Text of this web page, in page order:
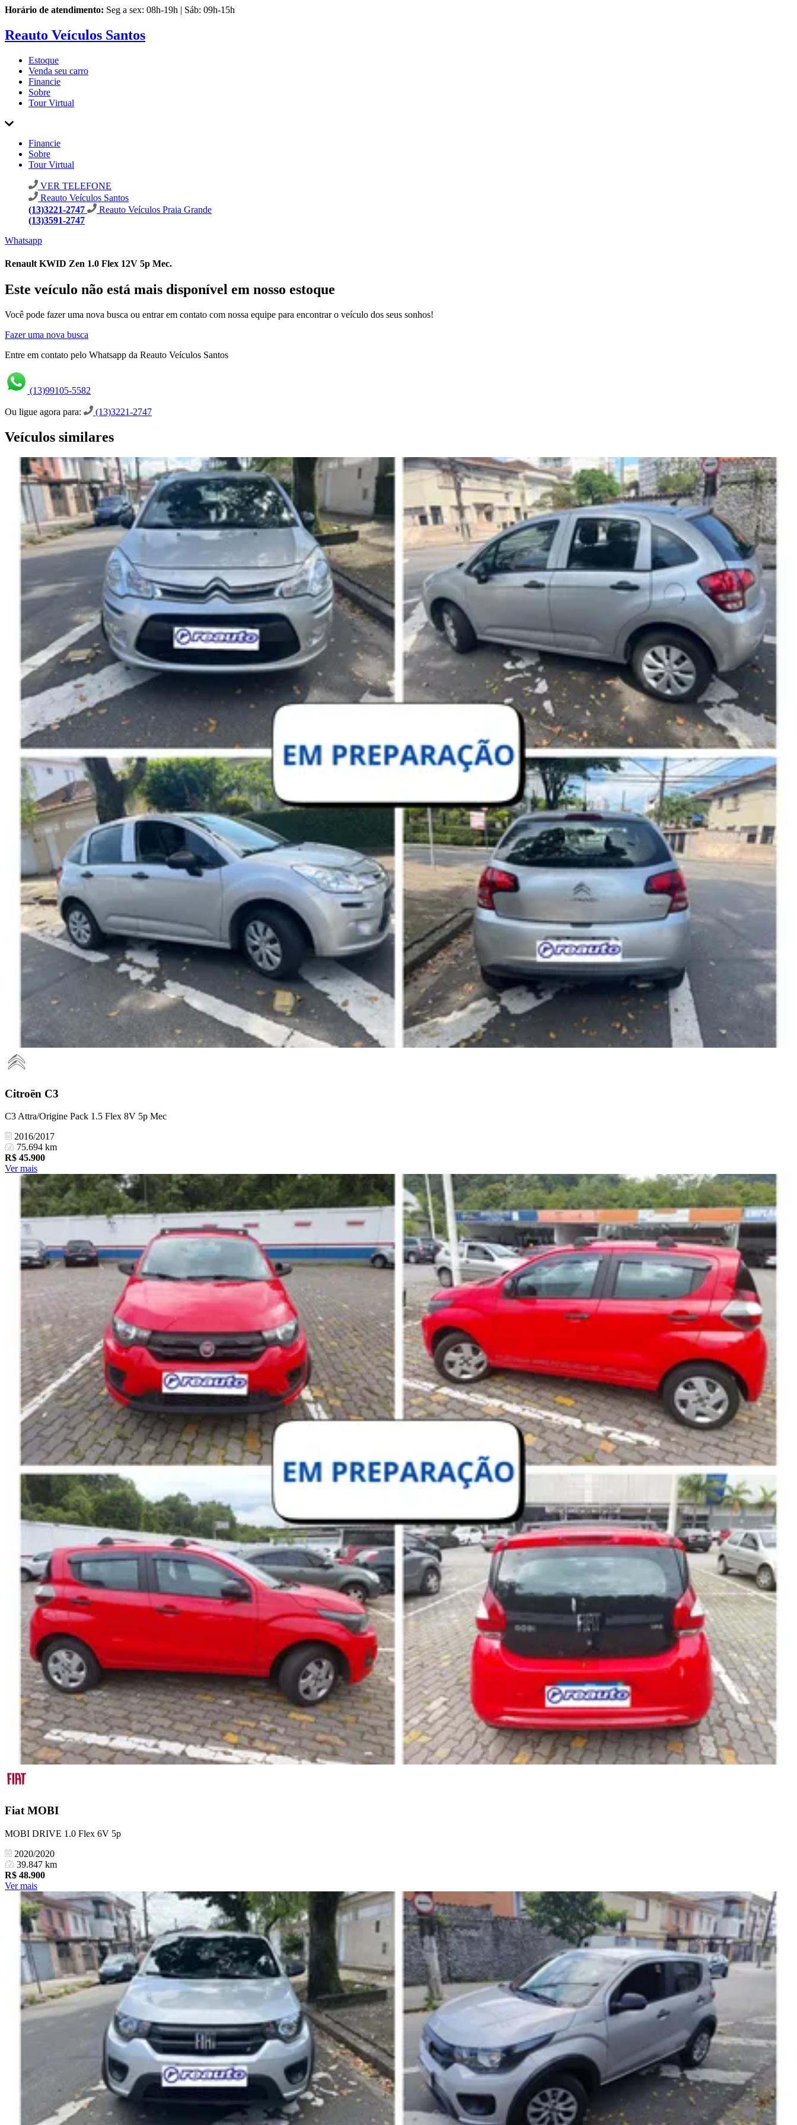
Horário de atendimento: Seg a sex: 08h-19h | Sáb: 09h-15h
Reauto Veículos Santos
Estoque
Venda seu carro
Financie
Sobre
Tour Virtual
Financie
Sobre
Tour Virtual
VER TELEFONE
Reauto Veículos Santos
(13)3221-2747
Reauto Veículos Praia Grande
(13)3591-2747
Whatsapp
Renault KWID Zen 1.0 Flex 12V 5p Mec.
Este veículo não está mais disponível em nosso estoque
Você pode fazer uma nova busca ou entrar em contato com nossa equipe para encontrar o veículo dos seus sonhos!
Fazer uma nova busca
Entre em contato pelo Whatsapp da Reauto Veículos Santos
(13)99105-5582
Ou ligue agora para: (13)3221-2747
Veículos similares
Citroën C3
C3 Attra/Origine Pack 1.5 Flex 8V 5p Mec
2016/2017
75.694 km
R$ 45.900
Ver mais
Fiat MOBI
MOBI DRIVE 1.0 Flex 6V 5p
2020/2020
39.847 km
R$ 48.900
Ver mais